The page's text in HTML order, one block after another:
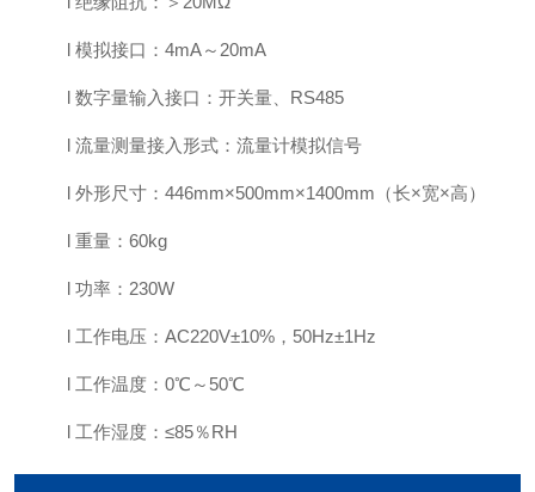
l 模拟接口： 4mA～20mA
l 数字量输入接口：开关量、 RS485
l 流量测量接入形式：流量计模拟信号
l 外形尺寸： 446mm×500mm×1400mm（长×宽×高）
l 重量： 60kg
l 功率： 230W
l 工作电压： AC220V±10% ， 50Hz±1Hz
l 工作温度： 0℃～50℃
l 工作湿度： ≤85％RH